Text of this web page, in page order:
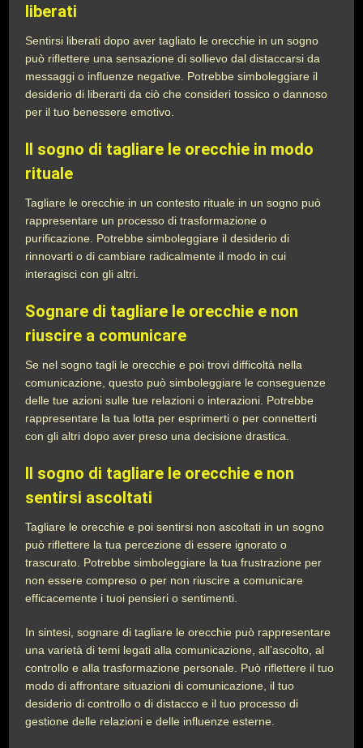
liberati
Sentirsi liberati dopo aver tagliato le orecchie in un sogno
può riflettere una sensazione di sollievo dal distaccarsi da
messaggi o influenze negative. Potrebbe simboleggiare il
desiderio di liberarti da ciò che consideri tossico o dannoso
per il tuo benessere emotivo.
Il sogno di tagliare le orecchie in modo
rituale
Tagliare le orecchie in un contesto rituale in un sogno può
rappresentare un processo di trasformazione o
purificazione. Potrebbe simboleggiare il desiderio di
rinnovarti o di cambiare radicalmente il modo in cui
interagisci con gli altri.
Sognare di tagliare le orecchie e non
riuscire a comunicare
Se nel sogno tagli le orecchie e poi trovi difficoltà nella
comunicazione, questo può simboleggiare le conseguenze
delle tue azioni sulle tue relazioni o interazioni. Potrebbe
rappresentare la tua lotta per esprimerti o per connetterti
con gli altri dopo aver preso una decisione drastica.
Il sogno di tagliare le orecchie e non
sentirsi ascoltati
Tagliare le orecchie e poi sentirsi non ascoltati in un sogno
può riflettere la tua percezione di essere ignorato o
trascurato. Potrebbe simboleggiare la tua frustrazione per
non essere compreso o per non riuscire a comunicare
efficacemente i tuoi pensieri o sentimenti.
In sintesi, sognare di tagliare le orecchie può rappresentare
una varietà di temi legati alla comunicazione, all’ascolto, al
controllo e alla trasformazione personale. Può riflettere il tuo
modo di affrontare situazioni di comunicazione, il tuo
desiderio di controllo o di distacco e il tuo processo di
gestione delle relazioni e delle influenze esterne.